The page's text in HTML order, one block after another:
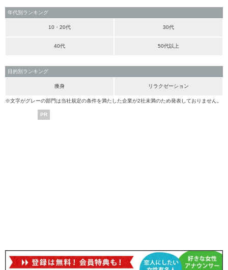
年代別ランキング
10・20代 30代
40代 50代以上
目的別ランキング
痩身 リラクゼーション
※文字がグレーの部門は当社規定の条件を満たした企業が2社未満のため発表しておりません。
PR